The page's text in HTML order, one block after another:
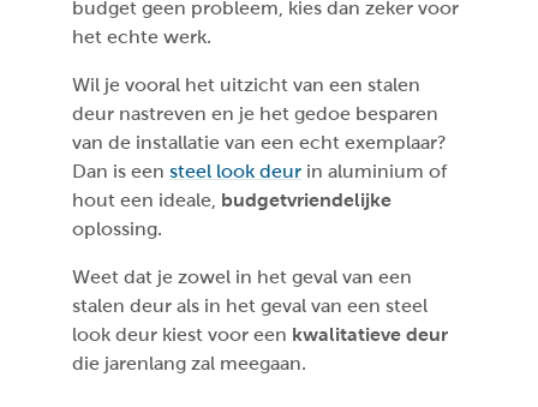
budget geen probleem, kies dan zeker voor
het echte werk.
Wil je vooral het uitzicht van een stalen
deur nastreven en je het gedoe besparen
van de installatie van een echt exemplaar?
Dan is een steel look deur in aluminium of
hout een ideale, budgetvriendelijke
oplossing.
Weet dat je zowel in het geval van een
stalen deur als in het geval van een steel
look deur kiest voor een kwalitatieve deur
die jarenlang zal meegaan.